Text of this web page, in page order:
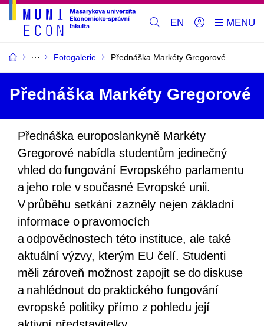
EN
Fotogalerie Přednáška Markéty Gregorové
Přednáška Markéty Gregorové
Přednáška europoslankyně Markéty
Gregorové nabídla studentům jedinečný
vhled do fungování Evropského parlamentu
a jeho role v současné Evropské unii.
V průběhu setkání zazněly nejen základní
informace o pravomocích
a odpovědnostech této instituce, ale také
aktuální výzvy, kterým EU čelí. Studenti
měli zároveň možnost zapojit se do diskuse
a nahlédnout do praktického fungování
evropské politiky přímo z pohledu její